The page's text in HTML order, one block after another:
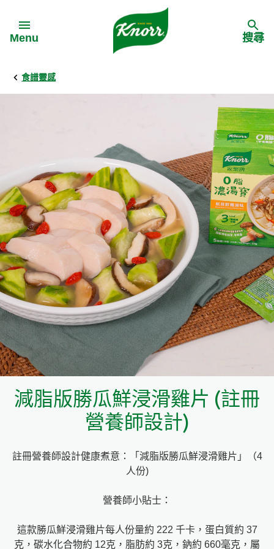
Menu
Back
料理方式
季節節慶
多國料理
料理種類
Back
家樂牌雞粉
家樂牌鮮菇粉
家樂牌濃湯寶
家樂牌雞汁
家樂牌快熟通心粉
家樂牌鮮露
家樂牌鷹粟粉
Back
甚麼是愛環境食材
愛環境食材名單
愛環境食材食譜
愛環境食材篩選條件
搜尋
食譜靈感
減脂版勝瓜鮮浸滑雞片 (註冊
營養師設計)
註冊營養師設計健康煮意：「減脂版勝瓜鮮浸滑雞片」（4
人份)
營養師小貼士：
這款勝瓜鮮浸滑雞片每人份量約 222 千卡，蛋白質約 37
克，碳水化合物約 12克，脂肪約 3克，鈉約 660毫克，屬